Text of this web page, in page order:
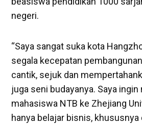
negeri.
“Saya sangat suka kota
segala kecepatan
cantik, sejuk dan
juga seni budayanya. Saya
mahasiswa NTB ke Zhejiang
hanya belajar bisnis,